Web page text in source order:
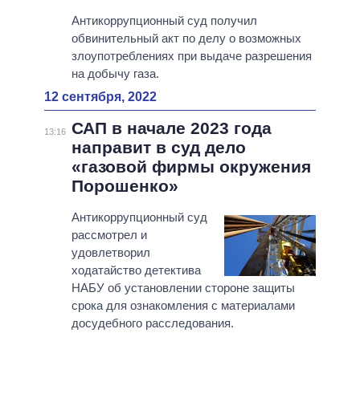
Антикоррупционный суд получил
обвинительный акт по делу о возможных
злоупотреблениях при выдаче разрешения
на добычу газа.
12 сентября, 2022
13:16 САП в начале 2023 года
направит в суд дело
«газовой фирмы окружения
Порошенко»
Антикоррупционный суд
рассмотрел и
удовлетворил
ходатайство детектива
НАБУ об установлении стороне защиты
срока для ознакомления с материалами
досудебного расследования.